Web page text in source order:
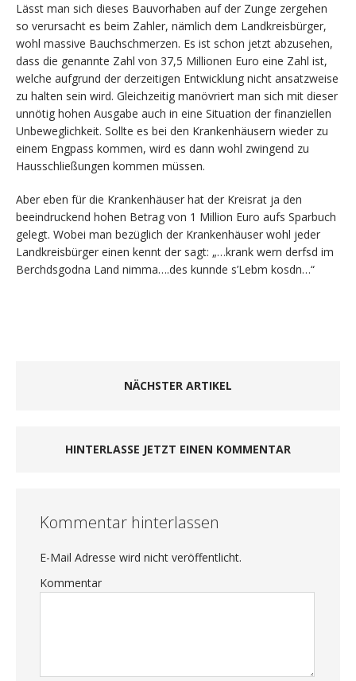
Lässt man sich dieses Bauvorhaben auf der Zunge zergehen
so verursacht es beim Zahler, nämlich dem Landkreisbürger,
wohl massive Bauchschmerzen. Es ist schon jetzt abzusehen,
dass die genannte Zahl von 37,5 Millionen Euro eine Zahl ist,
welche aufgrund der derzeitigen Entwicklung nicht ansatzweise
zu halten sein wird. Gleichzeitig manövriert man sich mit dieser
unnötig hohen Ausgabe auch in eine Situation der finanziellen
Unbeweglichkeit. Sollte es bei den Krankenhäusern wieder zu
einem Engpass kommen, wird es dann wohl zwingend zu
Hausschließungen kommen müssen.
Aber eben für die Krankenhäuser hat der Kreisrat ja den
beeindruckend hohen Betrag von 1 Million Euro aufs Sparbuch
gelegt. Wobei man bezüglich der Krankenhäuser wohl jeder
Landkreisbürger einen kennt der sagt: „…krank wern derfsd im
Berchdsgodna Land nimma….des kunnde s’Lebm kosdn…“
NÄCHSTER ARTIKEL
HINTERLASSE JETZT EINEN KOMMENTAR
Kommentar hinterlassen
E-Mail Adresse wird nicht veröffentlicht.
Kommentar